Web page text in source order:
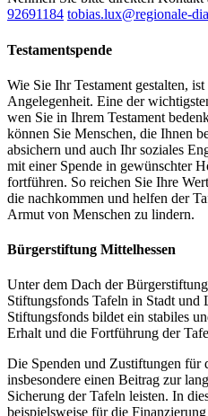
92691184 tobias.lux​@regionale-
Testamentspende
Wie Sie Ihr Testament gestalten,
Angelegenheit. Eine der
wen Sie in Ihrem Testament
können Sie Menschen, die Ihnen
absichern und auch Ihr soziales
mit einer Spende in gewünschter
fortführen. So reichen Sie Ihre
die nachkommen und helfen der
Armut von Menschen zu lindern.
Bürgerstiftung Mittelhessen
Unter dem Dach der
Stiftungsfonds Tafeln in Stadt und
Stiftungsfonds bildet ein stabiles
Erhalt und die Fortführung der
Die Spenden und Zustiftungen für
insbesondere einen Beitrag zur
Sicherung der Tafeln leisten. In
beispielsweise für die